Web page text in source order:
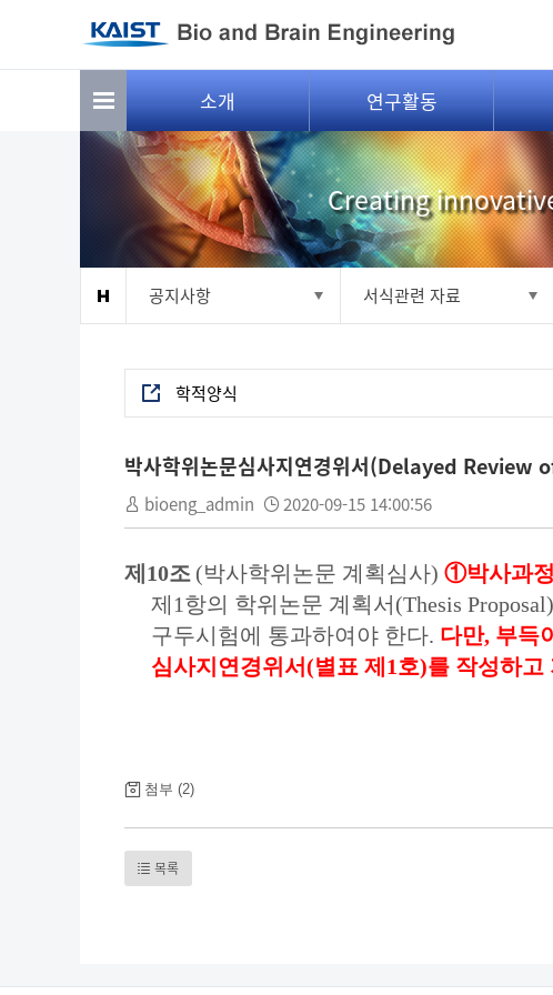
소개 연구활동
Creating
공지사항 서식관련 자료
학적양식
박사학위논문심사지연경위서(Delayed
bioeng_admin 2020-09-15 14:00:56
제 10조 (박사학위논문 계획심사) ①박사과
제 1 항의 학위논문 계획서 (Thesis Proposal)
구두시험에 통과하여야 한다. 다만, 부득
심사지연경위서(별표 제 1호)를 작성하고
첨부 (2)
목록